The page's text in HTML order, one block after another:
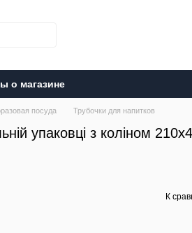
о магазине
посуда Трубочки для напитков
упаковці з коліном
К